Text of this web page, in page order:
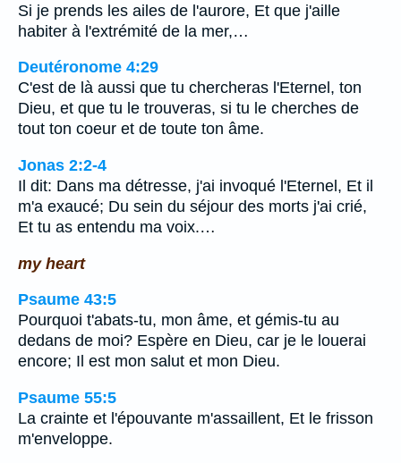
Si je prends les ailes de l'aurore, Et que j'aille
habiter à l'extrémité de la mer,…
Deutéronome 4:29
C'est de là aussi que tu chercheras l'Eternel, ton
Dieu, et que tu le trouveras, si tu le cherches de
tout ton coeur et de toute ton âme.
Jonas 2:2-4
Il dit: Dans ma détresse, j'ai invoqué l'Eternel, Et il
m'a exaucé; Du sein du séjour des morts j'ai crié,
Et tu as entendu ma voix.…
my heart
Psaume 43:5
Pourquoi t'abats-tu, mon âme, et gémis-tu au
dedans de moi? Espère en Dieu, car je le louerai
encore; Il est mon salut et mon Dieu.
Psaume 55:5
La crainte et l'épouvante m'assaillent, Et le frisson
m'enveloppe.